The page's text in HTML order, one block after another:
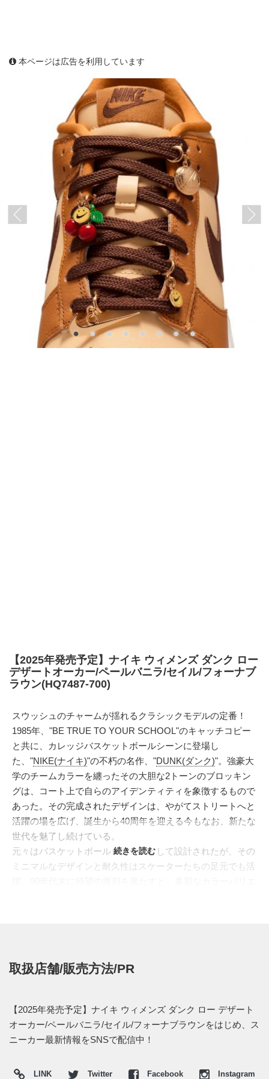
本ページは広告を利用しています
【2025年発売予定】ナイキ ウィメンズ ダンク ロー
デザートオーカー/ペールバニラ/セイル/フォーナブ
ラウン(HQ7487-700)
スウッシュのチャームが揺れるクラシックモデルの定番！
1985年、"BE TRUE TO YOUR SCHOOL"のキャッチコピー
と共に、カレッジバスケットボールシーンに登場し
た、"NIKE(ナイキ)"の不朽の名作、"DUNK(ダンク)"。強豪大
学のチームカラーを纏ったその大胆な2トーンのブロッキン
グは、コート上で自らのアイデンティティを象徴するもので
あった。その完成されたデザインは、やがてストリートへと
活躍の場を広げ、誕生から40周年を迎える今もなお、新たな
世代を魅了し続けている。
元々はバスケットボールシューズとして設計されたが、その
ミニマルなデザインと耐久性はスケーターたちの足元でも活
魅力を放つ一足。ペールバニラのレザーをベースに、デザー
る。そして、このモデルを特別なものにしているのが、シュ
ーレースに付属するメタリック製のチャームだ。サクランボ
とスマイルフェイスのモチーフが、夏の高揚感を演出し、足
海外では2025年夏にナイキ取扱店にて発売予定。価格は
続きを読む
取扱店舗/販売方法/PR
【2025年発売予定】ナイキ ウィメンズ ダンク ロー デザート
オーカー/ペールバニラ/セイル/フォーナブラウンをはじめ、ス
ニーカー最新情報をSNSで配信中！
LINK Twitter Facebook Instagram